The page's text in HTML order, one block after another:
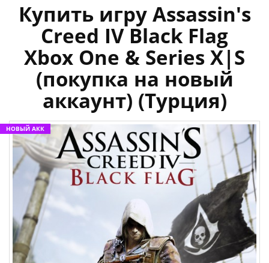
Купить игру Assassin's
Creed IV Black Flag
Xbox One & Series X|S
(покупка на новый
аккаунт) (Турция)
НОВЫЙ АКК